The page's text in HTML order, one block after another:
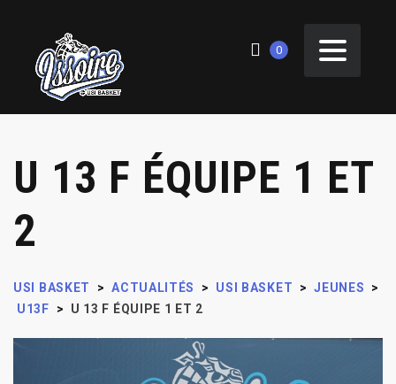
0
U 13 F ÉQUIPE 1 ET
2
USI BASKET > ACTUALITÉS > USI BASKET > JEUNES
>
U13F
> U 13 F ÉQUIPE 1 ET 2